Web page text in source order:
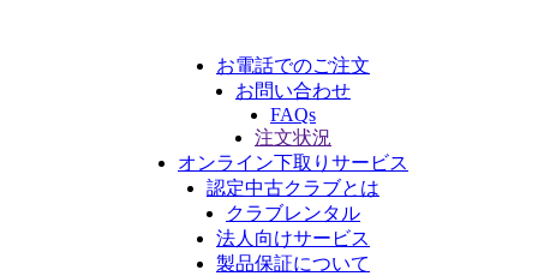
お電話でのご注文
お問い合わせ
FAQs
注文状況
オンライン下取りサービス
認定中古クラブとは
クラブレンタル
法人向けサービス
製品保証について